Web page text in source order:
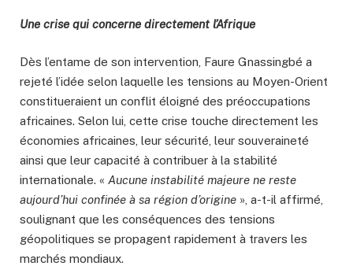
Une crise qui concerne directement l’Afrique
Dès l’entame de son intervention, Faure Gnassingbé a
rejeté l’idée selon laquelle les tensions au Moyen-Orient
constitueraient un conflit éloigné des préoccupations
africaines. Selon lui, cette crise touche directement les
économies africaines, leur sécurité, leur souveraineté
ainsi que leur capacité à contribuer à la stabilité
internationale. « Aucune instabilité majeure ne reste
aujourd’hui confinée à sa région d’origine », a-t-il affirmé,
soulignant que les conséquences des tensions
géopolitiques se propagent rapidement à travers les
marchés mondiaux.